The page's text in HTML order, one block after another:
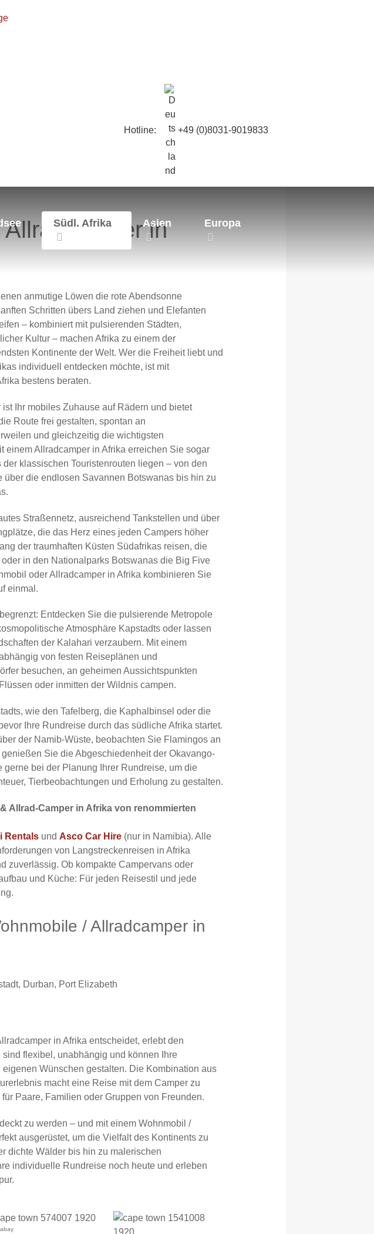
Hotline: +49 (0)8031-9019833
Südl. Afrika Asien Europa
in
anmutige Löwen die rote Abendsonne
Schritten übers Land ziehen und Elefanten
– kombiniert mit pulsierenden Städten,
Kultur – machen Afrika zu einem der
Kontinente der Welt. Wer die Freiheit liebt und
individuell entdecken möchte, ist mit
bestens beraten.
Ihr mobiles Zuhause auf Rädern und bietet
Route frei gestalten, spontan an
und gleichzeitig die wichtigsten
einem Allradcamper in Afrika erreichen Sie sogar
klassischen Touristenrouten liegen – von den
die endlosen Savannen Botswanas bis hin zu
Straßennetz, ausreichend Tankstellen und über
die das Herz eines jeden Campers höher
der traumhaften Küsten Südafrikas reisen, die
in den Nationalparks Botswanas die Big Five
oder Allradcamper in Afrika kombinieren Sie
einmal.
Entdecken Sie die pulsierende Metropole
Atmosphäre Kapstadts oder lassen
der Kalahari verzaubern. Mit einem
von festen Reiseplänen und
besuchen, an geheimen Aussichtspunkten
oder inmitten der Wildnis campen.
wie den Tafelberg, die Kaphalbinsel oder die
Ihre Rundreise durch das südliche Afrika startet.
der Namib-Wüste, beobachten Sie Flamingos an
Sie die Abgeschiedenheit der Okavango-
gerne bei der Planung Ihrer Rundreise, um die
Tierbeobachtungen und Erholung zu gestalten.
Allrad-Camper in Afrika von renommierten
Rentals und Asco Car Hire (nur in Namibia). Alle
von Langstreckenreisen in Afrika
zuverlässig. Ob kompakte Campervans oder
und Küche: Für jeden Reisestil und jede
/ Allradcamper in
Durban, Port Elizabeth
in Afrika entscheidet, erlebt den
flexibel, unabhängig und können Ihre
Wünschen gestalten. Die Kombination aus
macht eine Reise mit dem Camper zu
Paare, Familien oder Gruppen von Freunden.
zu werden – und mit einem Wohnmobil /
ausgerüstet, um die Vielfalt des Kontinents zu
dichte Wälder bis hin zu malerischen
individuelle Rundreise noch heute und erleben